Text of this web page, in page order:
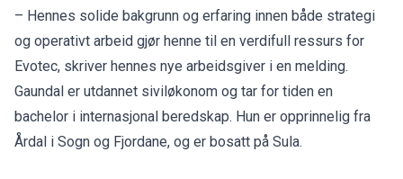
– Hennes solide bakgrunn og erfaring innen både strategi
og operativt arbeid gjør henne til en verdifull ressurs for
Evotec, skriver hennes nye arbeidsgiver i en melding.
Gaundal er utdannet siviløkonom og tar for tiden en
bachelor i internasjonal beredskap. Hun er opprinnelig fra
Årdal i Sogn og Fjordane, og er bosatt på Sula.